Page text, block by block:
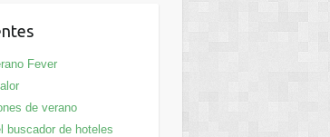
Fever
de verano
buscador de hoteles